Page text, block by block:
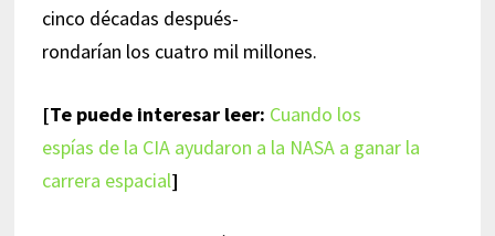
cinco décadas después-
rondarían los cuatro mil millones.
[Te puede interesar leer: Cuando los
espías de la CIA ayudaron a la NASA a ganar la
carrera espacial]